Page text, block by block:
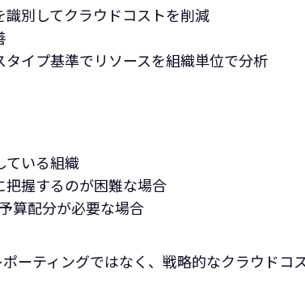
別してクラウドコストを削減
イプ基準でリソースを組織単位で分析‍
ている組織
把握するのが困難な場合
算配分が必要な場合
ーティングではなく、戦略的なクラウドコ